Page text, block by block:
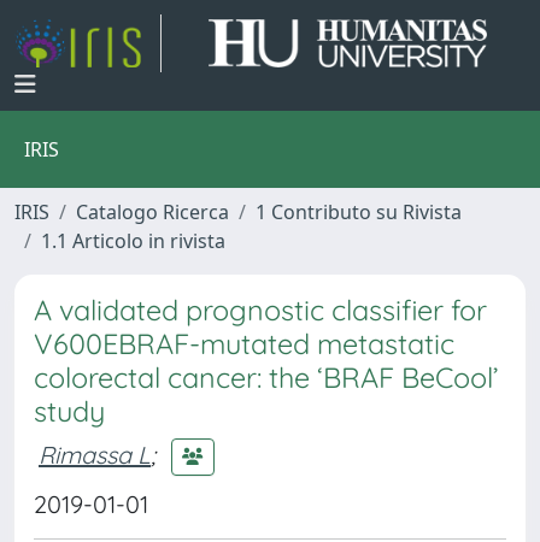
IRIS
IRIS Catalogo Ricerca
1 Contributo su Rivista
1.1 Articolo in rivista
A validated prognostic classifier for
V600EBRAF-mutated metastatic
colorectal cancer: the ‘BRAF BeCool’
study
Rimassa L;
2019-01-01